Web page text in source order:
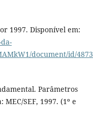
1997. Disponível em:
document/id/
Parâmetros
SEF, 1997. (1º e